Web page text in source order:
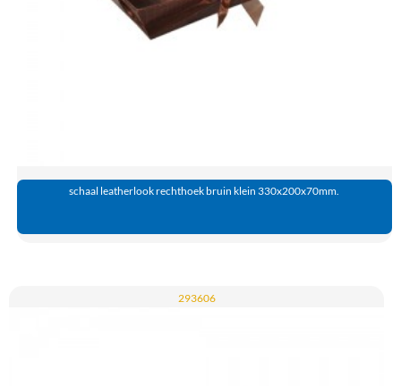
schaal leatherlook rechthoek bruin klein 330x200x70mm.
293606